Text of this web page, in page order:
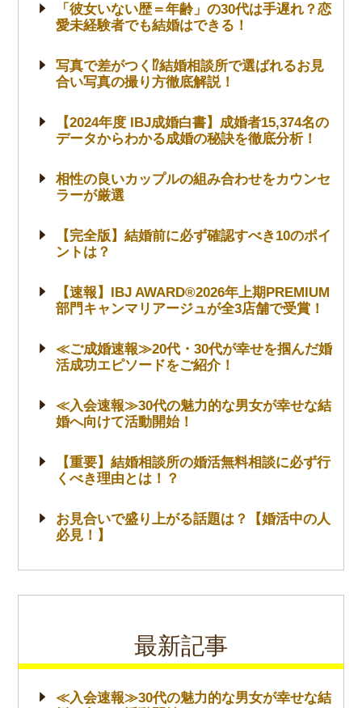
「彼女いない歴＝年齢」の30代は手遅れ？恋
愛未経験者でも結婚はできる！
写真で差がつく⁉結婚相談所で選ばれるお見
合い写真の撮り方徹底解説！
【2024年度 IBJ成婚白書】成婚者15,374名の
データからわかる成婚の秘訣を徹底分析！
相性の良いカップルの組み合わせをカウンセ
ラーが厳選
【完全版】結婚前に必ず確認すべき10のポイ
ントは？
【速報】IBJ AWARD®2026年上期PREMIUM
部門キャンマリアージュが全3店舗で受賞！
≪ご成婚速報≫20代・30代が幸せを掴んだ婚
活成功エピソードをご紹介！
≪入会速報≫30代の魅力的な男女が幸せな結
婚へ向けて活動開始！
【重要】結婚相談所の婚活無料相談に必ず行
くべき理由とは！？
お見合いで盛り上がる話題は？【婚活中の人
必見！】
最新記事
≪入会速報≫30代の魅力的な男女が幸せな結